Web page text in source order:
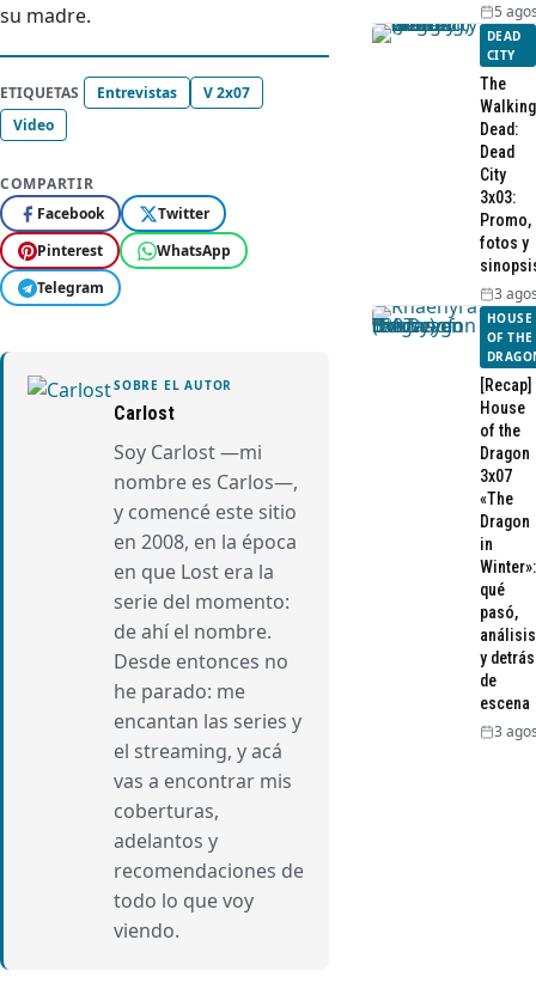
su madre.
ETIQUETAS Entrevistas
V 2x07
Video
COMPARTIR
Facebook
Twitter
Pinterest
WhatsApp
Telegram
SOBRE EL AUTOR
Carlost
Soy Carlost —mi
nombre es Carlos—,
y comencé este sitio
en 2008, en la época
en que Lost era la
serie del momento:
de ahí el nombre.
Desde entonces no
he parado: me
encantan las series y
el streaming, y acá
vas a encontrar mis
coberturas,
adelantos y
recomendaciones de
todo lo que voy
viendo.
5
DEAD
CITY
The
Walking
Dead:
Dead
City
3x03:
Promo,
fotos y
3
HOUSE
OF THE
[Recap]
House
of the
Dragon
3x07
«The
Dragon
in
Winter»:
qué
pasó,
análisis
y detrás
de
escena
3